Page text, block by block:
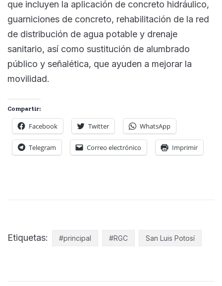
que incluyen la aplicación de concreto hidráulico,
guarniciones de concreto, rehabilitación de la red
de distribución de agua potable y drenaje
sanitario, así como sustitución de alumbrado
público y señalética, que ayuden a mejorar la
movilidad.
Compartir:
Facebook Twitter WhatsApp
Telegram Correo electrónico Imprimir
Etiquetas: #principal #RGC San Luis Potosí